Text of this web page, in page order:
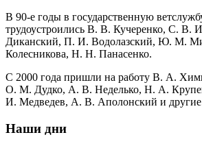
В 90‑е годы в государственную
трудоустроились В. В. Кучеренко, С. В.
Диканский, П. И. Водолазский, Ю. М.
Колесникова, Н. Н. Панасенко.
С 2000 года пришли на работу В. А.
О. М. Дудко, А. В. Неделько, Н. А.
И. Медведев, А. В. Аполонский и
Наши дни